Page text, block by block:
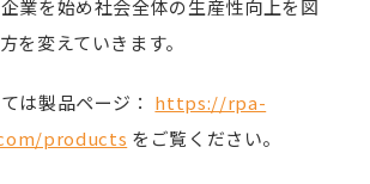
業を始め社会全体の生産性向上を図
を変えていきます。
は製品ページ： https://rpa-
products をご覧ください。